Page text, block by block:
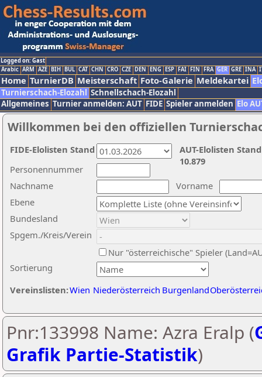
Logged on: Gast
Arabic ARM AZE BIH BUL CAT CHN CRO CZE DEN ENG ESP FAI FIN FRA GER GRE INA
Home TurnierDB Meisterschaft Foto-Galerie Meldekartei
Turnierschach-Elozahl Schnellschach-Elozahl
Allgemeines Turnier anmelden: AUT FIDE Spieler anmelden Elo
Willkommen bei den offiziellen
Nachname
Vorname
Ebene
Sortierung
Personennummer
Bundesland
Spgem./Kreis/Verein
Nur "österreichische" Spieler
Vereinslisten:Wien Niederösterreich Burgenland
AUT-Elolisten
10.879
FIDE-Elolisten Stand
Pnr:133998 Name: Azra Eralp (
Grafik Partie-Statistik)